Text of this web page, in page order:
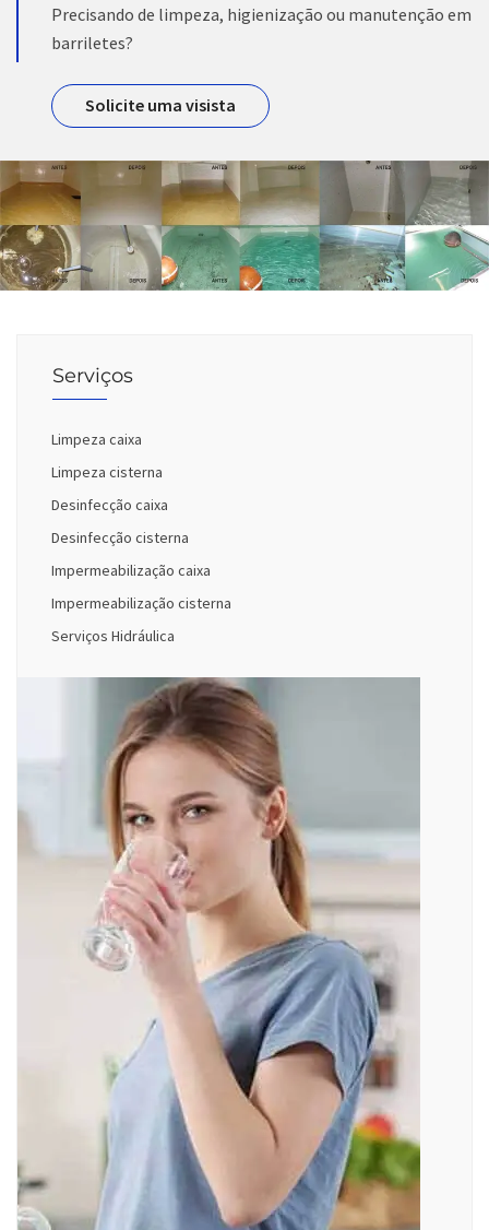
Precisando de limpeza, higienização ou manutenção em
barriletes?
Solicite uma visista
Serviços
Limpeza caixa
Limpeza cisterna
Desinfecção caixa
Desinfecção cisterna
Impermeabilização caixa
Impermeabilização cisterna
Serviços Hidráulica